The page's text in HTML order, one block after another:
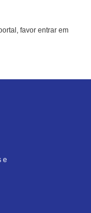
favor entrar em
e